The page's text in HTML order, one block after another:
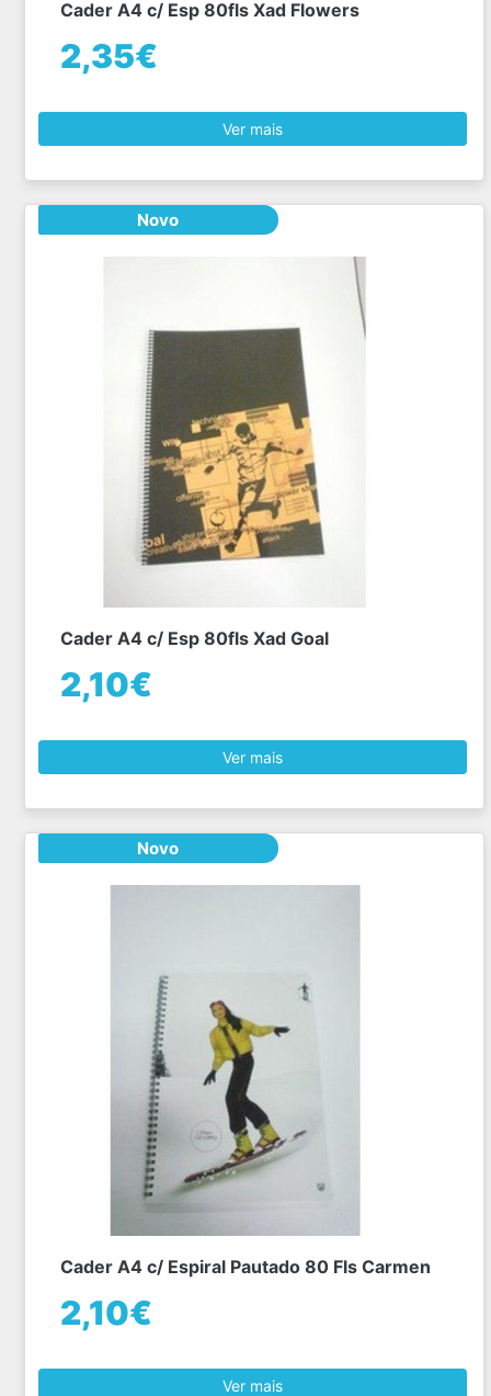
Cader A4 c/ Esp 80fls Xad Flowers
2,35€
Ver mais
Novo
Cader A4 c/ Esp 80fls Xad Goal
2,10€
Ver mais
Novo
Cader A4 c/ Espiral Pautado 80 Fls Carmen
2,10€
Ver mais